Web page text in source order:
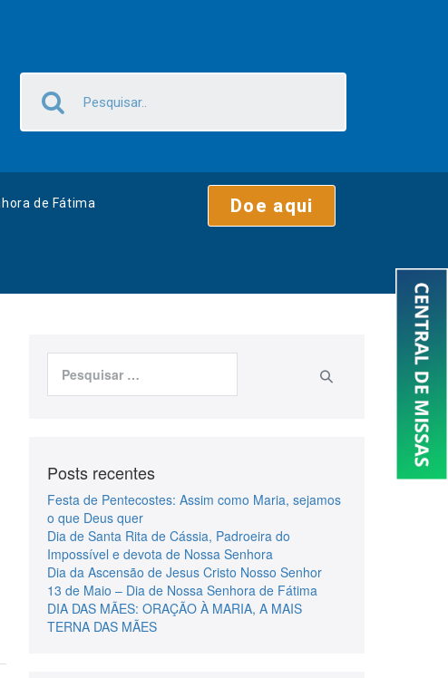
de Fátima Doe aqui
Posts recentes
Festa de Pentecostes: Assim como Maria, sejamos
o que Deus quer
Dia de Santa Rita de Cássia, Padroeira do
Impossível e devota de Nossa Senhora
Dia da Ascensão de Jesus Cristo Nosso Senhor
13 de Maio – Dia de Nossa Senhora de Fátima
DIA DAS MÃES: ORAÇÃO À MARIA, A MAIS
TERNA DAS MÃES